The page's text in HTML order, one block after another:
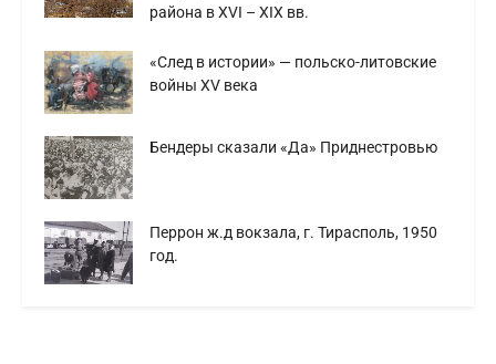
района в XVI – XIX вв.
«След в истории» — польско-литовские
войны XV века
Бендеры сказали «Да» Приднестровью
Перрон ж.д вокзала, г. Тирасполь, 1950
год.